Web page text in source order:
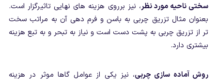
سختی ناحیه مورد نظر، نیز برروی هزینه های نهایی تاثیرگزار است.
بعنوان مثال تزریق چربی به باسن و فرم دهی آن به مراتب سخت
تر از تزریق چربی به پشت دست است و نیاز به تبحر و به تبع هزینه
بیشتری دارد.
روش آماده سازی چربی، نیز یکی از عوامل گاها موثر در هزینه